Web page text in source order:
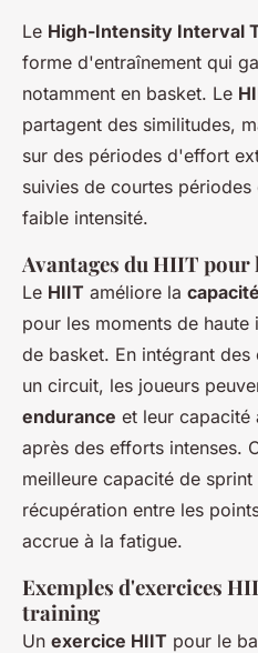
Le High-Intensity Interval
forme d'entraînement qui
notamment en basket. Le
partagent des similitudes,
sur des périodes d'effort
suivies de courtes
faible intensité.
Avantages du HIIT pour
Le HIIT améliore la
pour les moments de haute
de basket. En intégrant des
un circuit, les joueurs
endurance et leur capacité
après des efforts intenses.
meilleure capacité de
récupération entre les
accrue à la fatigue.
Exemples d'exercices
training
Un exercice HIIT pour le